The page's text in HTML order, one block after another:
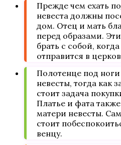
Прежде чем ехать
невеста должны
дом. Отец и мать
перед образами.
брать с собой,
отправится в
Полотенце под
невесты, тогда как
стоит задача
Платье и фата
матери невесты.
стоит
венцу.